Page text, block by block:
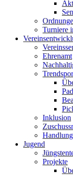
Turniere
Ehrenamt
Inklusion
Jugend
Projekte